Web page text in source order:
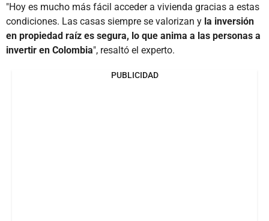
"Hoy es mucho más fácil acceder a vivienda gracias a estas
condiciones. Las casas siempre se valorizan y la inversión
en propiedad raíz es segura, lo que anima a las personas a
invertir en Colombia", resaltó el experto.
PUBLICIDAD